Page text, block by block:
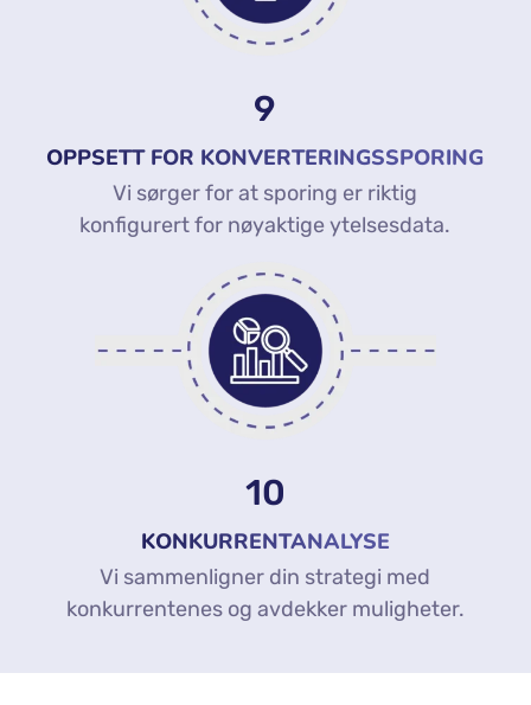
9
OPPSETT FOR KONVERTERINGSSPORING
Vi sørger for at sporing er riktig
konfigurert for nøyaktige ytelsesdata.
10
KONKURRENTANALYSE
Vi sammenligner din strategi med
konkurrentenes og avdekker muligheter.